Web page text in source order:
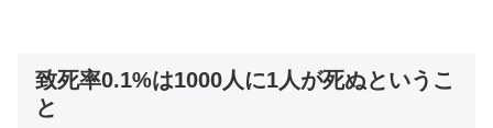
致死率0.1%は1000人に1人が死ぬというこ
と